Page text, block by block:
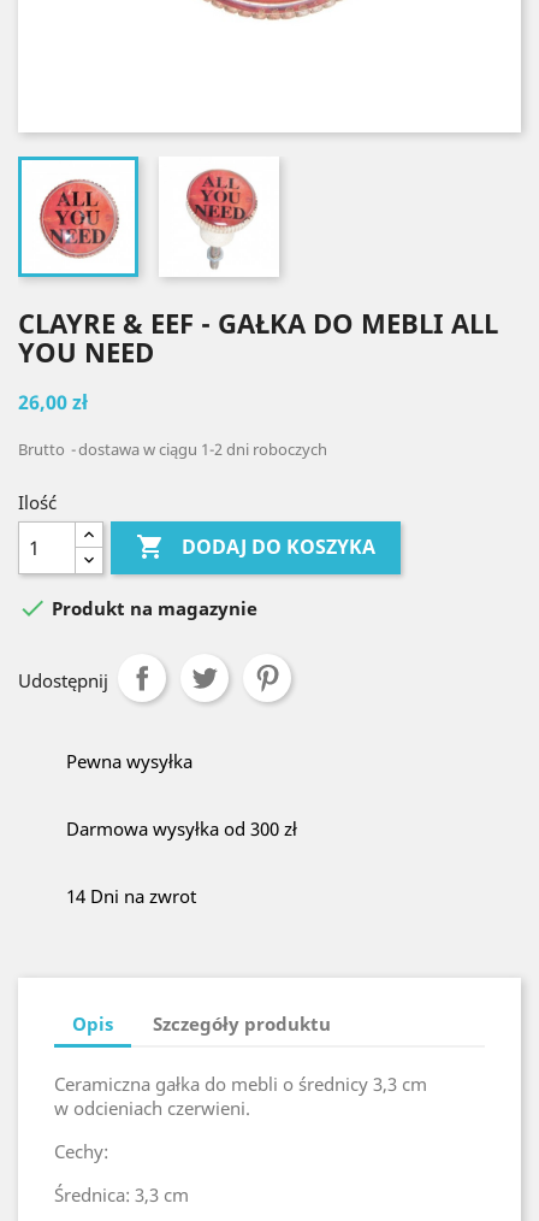
CLAYRE & EEF - GAŁKA DO MEBLI ALL
YOU NEED
26,00 zł
Brutto dostawa w ciągu 1-2 dni roboczych
Ilość
 DODAJ DO KOSZYKA
 Produkt na magazynie
Udostępnij
Pewna wysyłka
Darmowa wysyłka od 300 zł
14 Dni na zwrot
Opis Szczegóły produktu
Ceramiczna gałka do mebli o średnicy 3,3 cm
w odcieniach czerwieni.
Cechy:
Średnica: 3,3 cm